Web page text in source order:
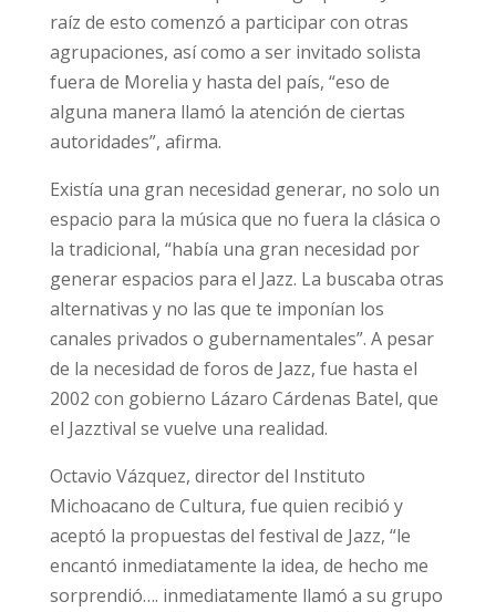
raíz de esto comenzó a participar con otras
agrupaciones, así como a ser invitado solista
fuera de Morelia y hasta del país, “eso de
alguna manera llamó la atención de ciertas
autoridades”, afirma.
Existía una gran necesidad generar, no solo un
espacio para la música que no fuera la clásica o
la tradicional, “había una gran necesidad por
generar espacios para el Jazz. La buscaba otras
alternativas y no las que te imponían los
canales privados o gubernamentales”. A pesar
de la necesidad de foros de Jazz, fue hasta el
2002 con gobierno Lázaro Cárdenas Batel, que
el Jazztival se vuelve una realidad.
Octavio Vázquez, director del Instituto
Michoacano de Cultura, fue quien recibió y
aceptó la propuestas del festival de Jazz, “le
encantó inmediatamente la idea, de hecho me
sorprendió…. inmediatamente llamó a su grupo